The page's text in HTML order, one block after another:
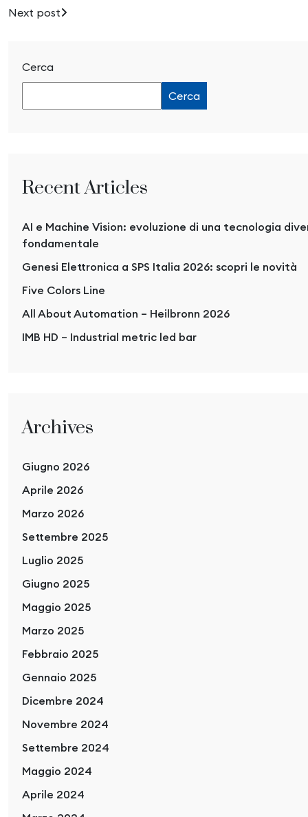
Cerca
Cerca
Recent Articles
AI e Machine Vision: evoluzione di una tecnologia
fondamentale
Genesi Elettronica a SPS Italia 2026: scopri le novità
Five Colors Line
All About Automation – Heilbronn 2026
IMB HD – Industrial metric led bar
Archives
Giugno 2026
Aprile 2026
Marzo 2026
Settembre 2025
Luglio 2025
Giugno 2025
Maggio 2025
Marzo 2025
Febbraio 2025
Gennaio 2025
Dicembre 2024
Novembre 2024
Settembre 2024
Maggio 2024
Aprile 2024
Next post